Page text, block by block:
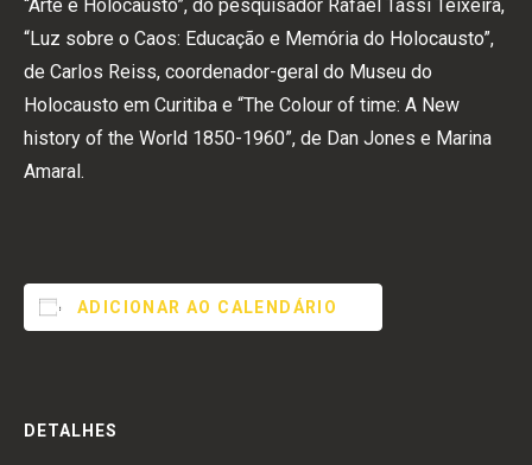
“Arte e Holocausto”, do pesquisador Rafael Tassi Teixeira,
“Luz sobre o Caos: Educação e Memória do Holocausto”,
de Carlos Reiss, coordenador-geral do Museu do
Holocausto em Curitiba e “The Colour of time: A New
history of the World 1850-1960”, de Dan Jones e Marina
Amaral.
ADICIONAR AO CALENDÁRIO
DETALHES